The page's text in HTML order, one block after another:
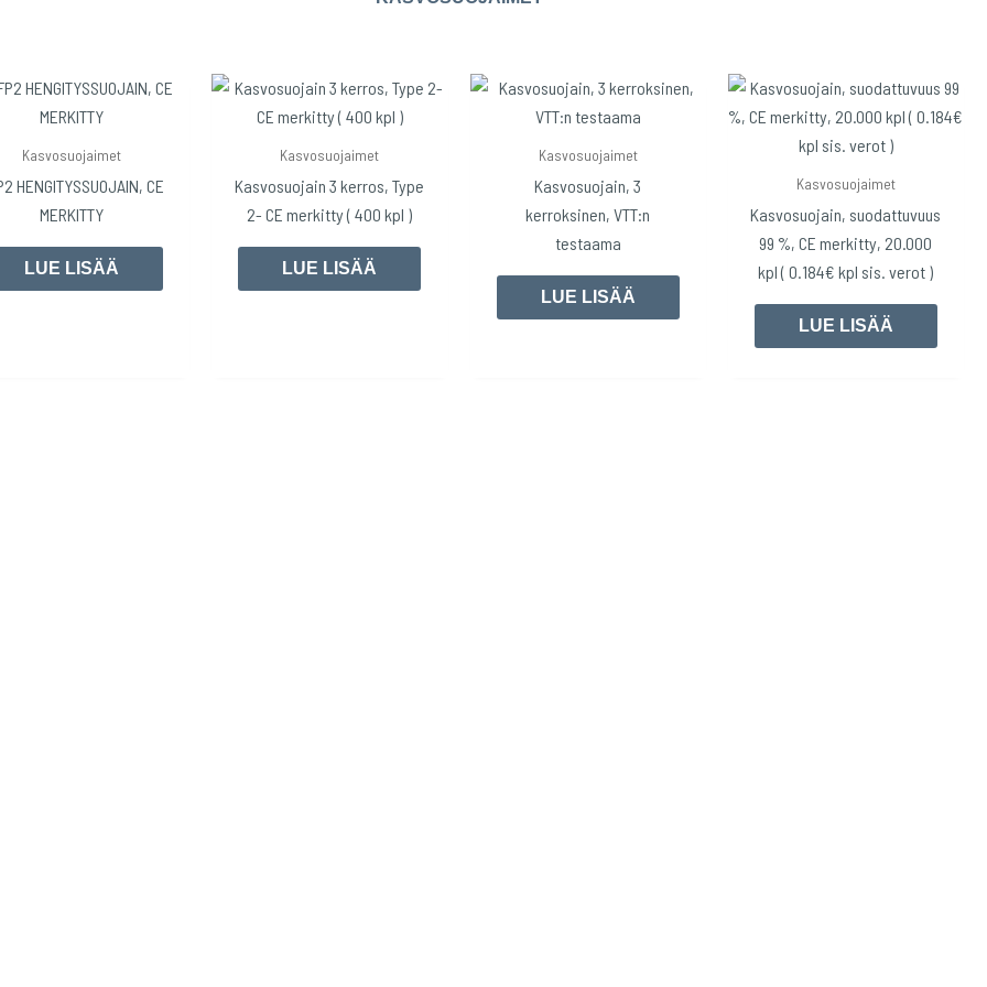
Kasvosuojaimet
HENGITYSSUOJAIN, CE
MERKITTY
LUE LISÄÄ
Kasvosuojaimet
Kasvosuojain 3 kerros, Type
2- CE merkitty ( 400 kpl )
LUE LISÄÄ
Kasvosuojaimet
Kasvosuojain, 3
kerroksinen, VTT:n
testaama
LUE LISÄÄ
Kasvosuojaimet
Kasvosuojain, suodattuvuus
99 %, CE merkitty, 20.000
kpl ( 0.184€ kpl sis. verot )
LUE LISÄÄ